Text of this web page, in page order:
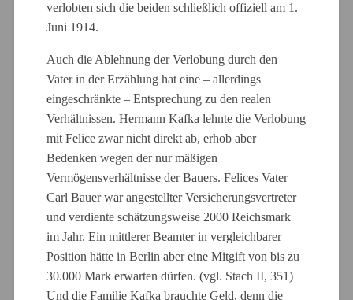
verlobten sich die beiden schließlich offiziell am 1.
Juni 1914.
Auch die Ablehnung der Verlobung durch den
Vater in der Erzählung hat eine – allerdings
eingeschränkte – Entsprechung zu den realen
Verhältnissen. Hermann Kafka lehnte die Verlobung
mit Felice zwar nicht direkt ab, erhob aber
Bedenken wegen der nur mäßigen
Vermögensverhältnisse der Bauers. Felices Vater
Carl Bauer war angestellter Versicherungsvertreter
und verdiente schätzungsweise 2000 Reichsmark
im Jahr. Ein mittlerer Beamter in vergleichbarer
Position hätte in Berlin aber eine Mitgift von bis zu
30.000 Mark erwarten dürfen. (vgl. Stach II, 351)
Und die Familie Kafka brauchte Geld, denn die